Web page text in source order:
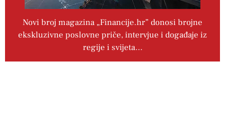
Novi broj magazina „Financije.hr” donosi brojne
ekskluzivne poslovne priče, intervjue i događaje iz
regije i svijeta…